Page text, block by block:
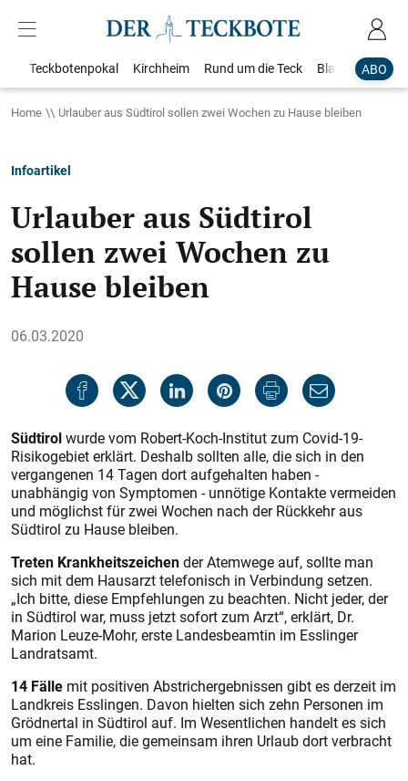
ABO
Teckbotenpokal Kirchheim Rund um die Teck Blaulicht
Home Urlauber aus Südtirol sollen zwei Wochen zu Hause bleiben
Infoartikel
Urlauber aus Südtirol
sollen zwei Wochen zu
Hause bleiben
06.03.2020
Südtirolwurde vom Robert-Koch-Institut zum Covid-19-
Risikogebiet erklärt. Deshalb sollten alle, die sich in den
vergangenen 14 Tagen dort aufgehalten haben -
unabhängig von Symptomen - unnötige Kontakte vermeiden
und möglichst für zwei Wochen nach der Rückkehr aus
Südtirol zu Hause bleiben.
Treten Krankheitszeichender Atemwege auf, sollte man
sich mit dem Hausarzt telefonisch in Verbindung setzen.
„Ich bitte, diese Empfehlungen zu beachten. Nicht jeder, der
in Südtirol war, muss jetzt sofort zum Arzt“, erklärt, Dr.
Marion Leuze-Mohr, erste Landesbeamtin im Esslinger
Landratsamt.
14 Fälle mit positiven Abstrichergebnissen gibt es derzeit im
Landkreis Esslingen. Davon hielten sich zehn Personen im
Grödnertal in Südtirol auf. Im Wesentlichen handelt es sich
um eine Familie, die gemeinsam ihren Urlaub dort verbracht
hat.